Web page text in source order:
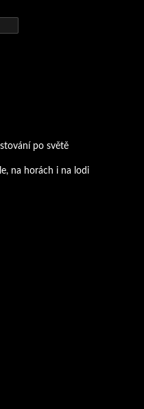
po světě
na horách i na lodi